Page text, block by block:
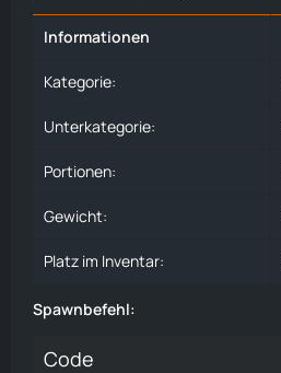
Informationen
Kategorie:
Unterkategorie:
Portionen:
Gewicht:
Platz im Inventar:
Spawnbefehl:
Code